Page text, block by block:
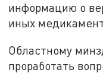
информацию о
иных
Областному
проработать